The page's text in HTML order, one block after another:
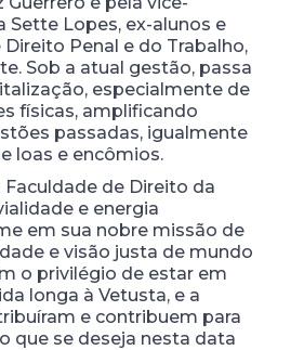
Sette Lopes, ex-alunos e
Penal e do Trabalho,
Sob a atual gestão, passa
especialmente de
físicas, amplificando
passadas, igualmente
loas e encômios.
Faculdade de Direito da
e energia
em sua nobre missão de
e visão justa de mundo
o privilégio de estar em
longa à Vetusta, e a
e contribuem para
que se deseja nesta data